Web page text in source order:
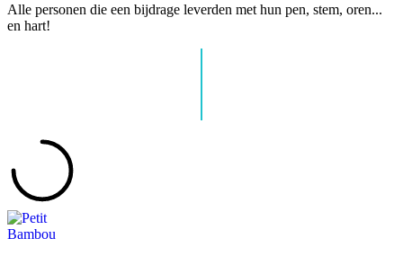
Alle personen die een bijdrage leverden met hun pen, stem, oren...
en hart!